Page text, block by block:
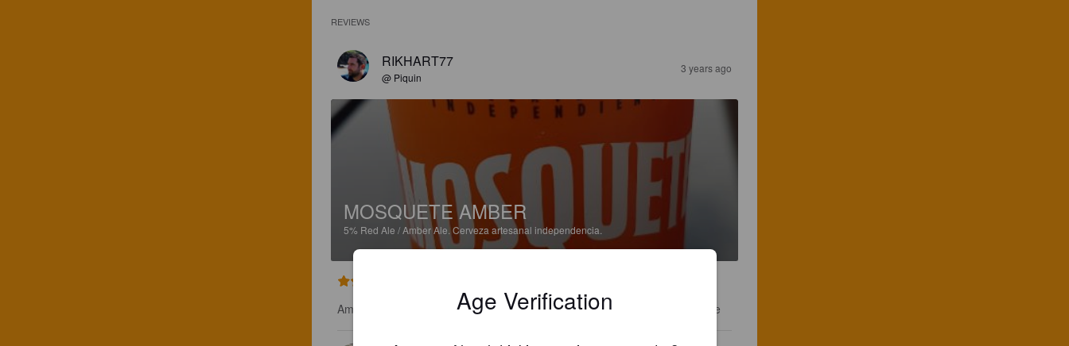
REVIEWS
RIKHART77
@ Piquin
3 years ago
MOSQUETE AMBER
5% Red Ale / Amber Ale.Cerveza artesanal independencia.
Ambrée assez légère avec une amertume bien équilibrée. Très désaltérante
Age Verification